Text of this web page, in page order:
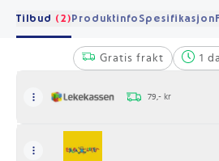
Tilbud (2)Produktinfo Spesifikasjon
Gratis frakt 1
79,- kr